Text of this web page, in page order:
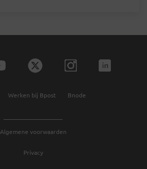
Algemene voorwaarden
Privacy
Werken bij Bpost Bnode